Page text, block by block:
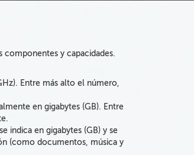
componentes y capacidades.
Entre más alto el número,
en gigabytes (GB). Entre
indica en gigabytes (GB) y se
(como documentos, música y